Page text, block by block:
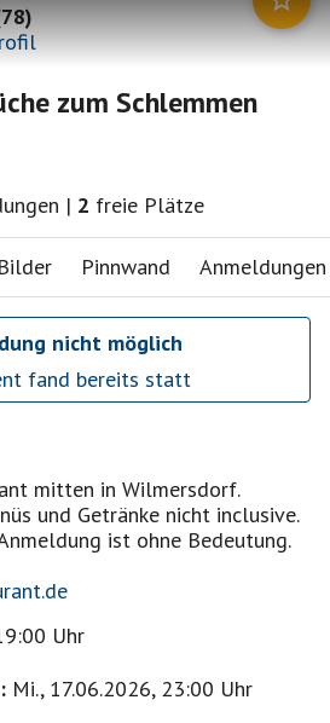
78)
zum Schlemmen
| 2 freie Plätze
Bilder Pinnwand Anmeldungen
nicht möglich
fand bereits statt
mitten in Wilmersdorf.
und Getränke nicht inclusive.
ist ohne Bedeutung.
Uhr
Mi., 17.06.2026, 23:00 Uhr